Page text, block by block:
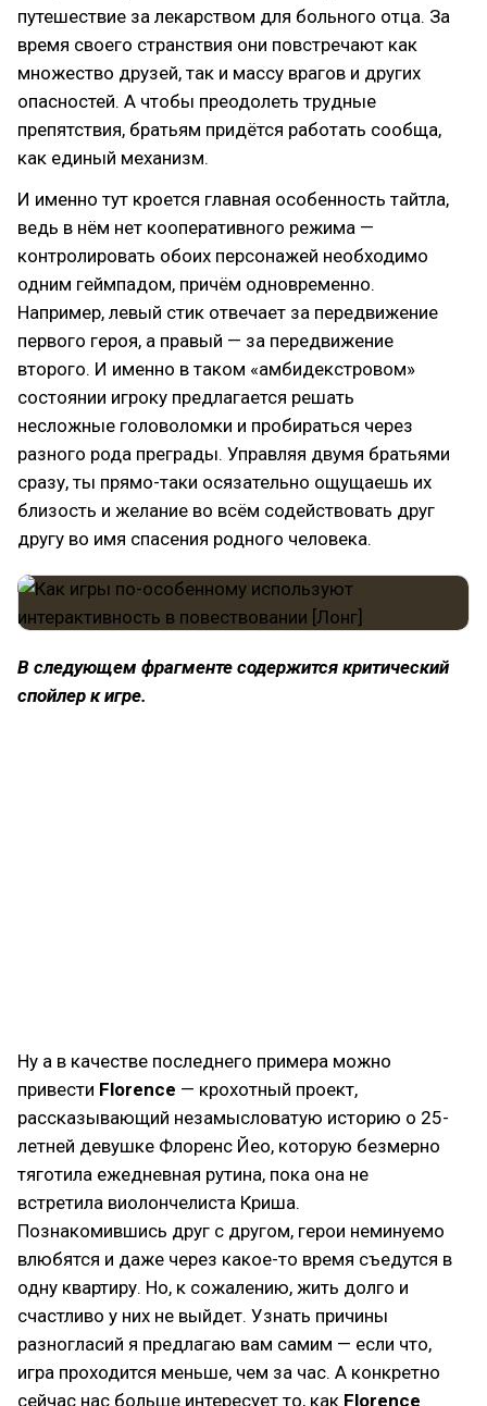
путешествие за лекарством для больного отца. За
время своего странствия они повстречают как
множество друзей, так и массу врагов и других
опасностей. А чтобы преодолеть трудные
препятствия, братьям придётся работать сообща,
как единый механизм.
И именно тут кроется главная особенность тайтла,
ведь в нём нет кооперативного режима —
контролировать обоих персонажей необходимо
одним геймпадом, причём одновременно.
Например, левый стик отвечает за передвижение
первого героя, а правый — за передвижение
второго. И именно в таком «амбидекстровом»
состоянии игроку предлагается решать
несложные головоломки и пробираться через
разного рода преграды. Управляя двумя братьями
сразу, ты прямо-таки осязательно ощущаешь их
близость и желание во всём содействовать друг
другу во имя спасения родного человека.
В следующем фрагменте содержится критический
спойлер к игре.
Ну а в качестве последнего примера можно
привести Florence — крохотный проект,
рассказывающий незамысловатую историю о 25-
летней девушке Флоренс Йео, которую безмерно
тяготила ежедневная рутина, пока она не
встретила виолончелиста Криша.
Познакомившись друг с другом, герои неминуемо
влюбятся и даже через какое-то время съедутся в
одну квартиру. Но, к сожалению, жить долго и
счастливо у них не выйдет. Узнать причины
разногласий я предлагаю вам самим — если что,
игра проходится меньше, чем за час. А конкретно
сейчас нас больше интересует то, как Florence